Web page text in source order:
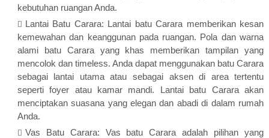
kebutuhan ruangan Anda.
Lantai Batu Carara: Lantai batu Carara memberikan kesan
kemewahan dan keanggunan pada ruangan. Pola dan warna
alami batu Carara yang khas memberikan tampilan yang
mencolok dan timeless. Anda dapat menggunakan batu Carara
sebagai lantai utama atau sebagai aksen di area tertentu
seperti foyer atau kamar mandi. Lantai batu Carara akan
menciptakan suasana yang elegan dan abadi di dalam rumah
Anda.
Vas Batu Carara: Vas batu Carara adalah pilihan yang